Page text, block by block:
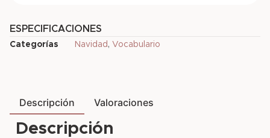
ESPECIFICACIONES
Categorías Navidad , Vocabulario
Descripción Valoraciones
Descripción